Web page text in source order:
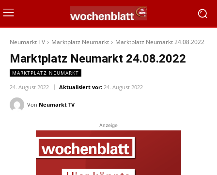
Neumarkt TV Marktplatz Neumarkt Marktplatz Neumarkt 24.08.2022
Marktplatz Neumarkt 24.08.2022
MARKTPLATZ NEUMARKT
24. August 2022 Aktualisiert vor: 24. August 2022
Von Neumarkt TV
Anzeige